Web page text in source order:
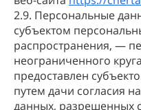
2.9. Персональные
субъектом
распространения, —
неограниченного
предоставлен
путем дачи согласия
данных, разрешенных